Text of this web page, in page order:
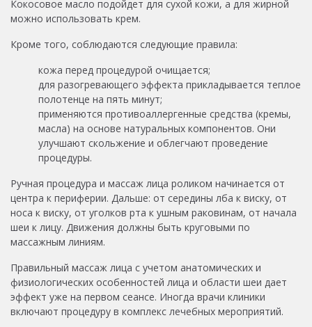
Кокосовое масло подойдет для сухой кожи, а для жирной
можно использовать крем.
Кроме того, соблюдаются следующие правила:
кожа перед процедурой очищается;
для разогревающего эффекта прикладывается теплое
полотенце на пять минут;
применяются противоаллергенные средства (кремы,
масла) на основе натуральных компонентов. Они
улучшают скольжение и облегчают проведение
процедуры.
Ручная процедура и массаж лица роликом начинается от
центра к периферии. Дальше: от середины лба к виску, от
носа к виску, от уголков рта к ушным раковинам, от начала
шеи к лицу. Движения должны быть круговыми по
массажным линиям.
Правильный массаж лица с учетом анатомических и
физиологических особенностей лица и области шеи дает
эффект уже на первом сеансе. Иногда врачи клиники
включают процедуру в комплекс лечебных мероприятий.